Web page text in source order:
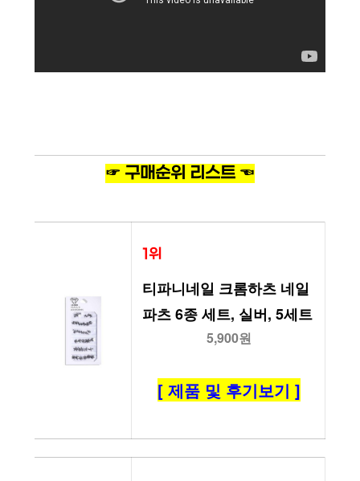
☞ 구매순위 리스트 ☜
1위
티파니네일 크롬하츠 네일
파츠 6종 세트, 실버, 5세트
5,900원
[ 제품 및 후기보기 ]